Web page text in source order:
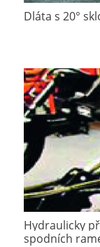
Dláta s 20°
Hydraulicky
spodních